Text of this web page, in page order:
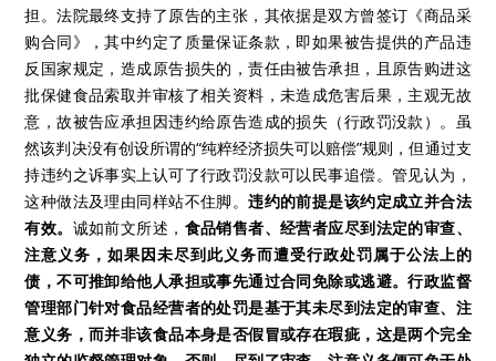
担。法院最终支持了原告的主张，其依据是双方曾签订《商品采
购合同》，其中约定了质量保证条款，即如果被告提供的产品违
反国家规定，造成原告损失的，责任由被告承担，且原告购进这
批保健食品索取并审核了相关资料，未造成危害后果，主观无故
意，故被告应承担因违约给原告造成的损失（行政罚没款）。虽
然该判决没有创设所谓的“纯粹经济损失可以赔偿”规则，但通过支
持违约之诉事实上认可了行政罚没款可以民事追偿。管见认为，
这种做法及理由同样站不住脚。违约的前提是该约定成立并合法
有效。 诚如前文所述， 食品销售者、经营者应尽到法定的审查、
注意义务，如果因未尽到此义务而遭受行政处罚属于公法上的
债，不可推卸给他人承担或事先通过合同免除或逃避。行政监督
管理部门针对食品经营者的处罚是基于其未尽到法定的审查、注
意义务，而并非该食品本身是否假冒或存在瑕疵，这是两个完全